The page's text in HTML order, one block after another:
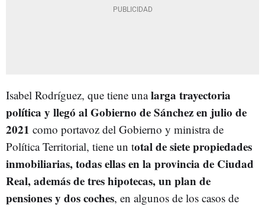
Isabel Rodríguez, que tiene unalarga trayectoria
política y llegó al Gobierno de Sánchez en julio de
2021 como portavoz del Gobierno y ministra de
Política Territorial, tiene un total de siete propiedades
inmobiliarias, todas ellas en la provincia de Ciudad
Real, además de tres hipotecas, un plan de
pensiones y dos coches, en algunos de los casos de